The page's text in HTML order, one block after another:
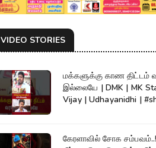
VIDEO STORIES
மக்களுக்கு காண திட்டம்
இல்லையே | DMK | MK Stalin | CM
Vijay | Udhayanidhi |
கேரளாவில் சோக